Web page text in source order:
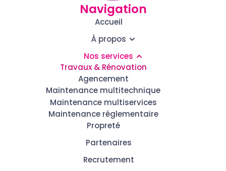
Navigation
Accueil
À propos
Nos services
Travaux & Rénovation
Agencement
Maintenance multitechnique
Maintenance multiservices
Maintenance réglementaire
Propreté
Partenaires
Recrutement